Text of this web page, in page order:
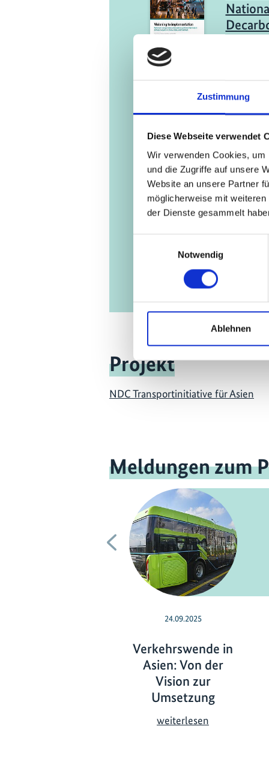
Zustimmung
Diese Webseite verwendet
Wir verwenden Cookies,
und die Zugriffe auf unsere
Website an unsere Partner
möglicherweise mit
der Dienste gesammelt
Notwendig
Ablehnen
05/ 2023 |
View
Projekt
NDC Transportinitiative für Asien
Meldungen zum
Vorherige
24.09.2025
Verkehrswende in
Asien: Von der
Vision zur
Umsetzung
weiterlesen